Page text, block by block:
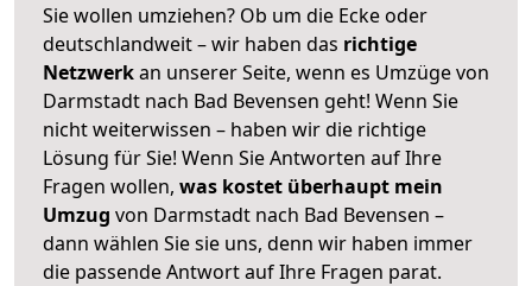
Sie wollen umziehen? Ob um die Ecke oder
deutschlandweit – wir haben das richtige
Netzwerkan unserer Seite, wenn es Umzüge von
Darmstadt nach Bad Bevensen geht! Wenn Sie
nicht weiterwissen – haben wir die richtige
Lösung für Sie! Wenn Sie Antworten auf Ihre
Fragen wollen, was kostet überhaupt mein
Umzug von Darmstadt nach Bad Bevensen –
dann wählen Sie sie uns, denn wir haben immer
die passende Antwort auf Ihre Fragen parat.